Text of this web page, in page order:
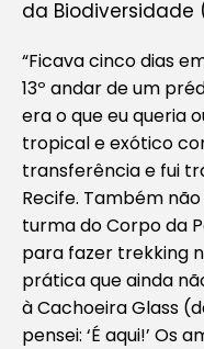
da Biodiversidade
“Ficava cinco dias
13º andar de um
era o que eu queria
tropical e exótico
transferência e fui
Recife. Também
turma do Corpo da
para fazer trekking
prática que ainda
à Cachoeira Glass
pensei: ‘É aqui!’ Os